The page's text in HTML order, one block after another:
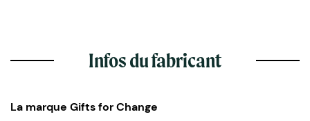
Infos du fabricant
La marque Gifts for Change